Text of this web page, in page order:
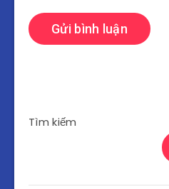
Tìm kiếm